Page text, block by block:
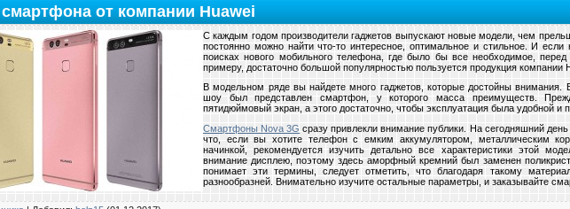
от компании Huawei
С каждым годом производители гаджетов выпускают новые модели, чем
постоянно можно найти что-то интересное, оптимальное и стильное. И
поисках нового мобильного телефона, где было бы все необходимое,
примеру, достаточно большой популярностью пользуется продукция компании
В модельном ряде вы найдете много гаджетов, которые достойны
шоу был представлен смартфон, у которого масса преимуществ.
пятидюймовый экран, а этого достаточно, чтобы эксплуатация была удобной и
Смартфоны Nova 3G сразу привлекли внимание публики. На сегодняшний
что, если вы хотите телефон с емким аккумулятором, металлическим
начинкой, рекомендуется изучить детально все характеристики этой
внимание дисплею, поэтому здесь аморфный кремний был заменен
понимает эти термины, следует отметить, что благодаря такому
разнообразней. Внимательно изучите остальные параметры, и заказывайте